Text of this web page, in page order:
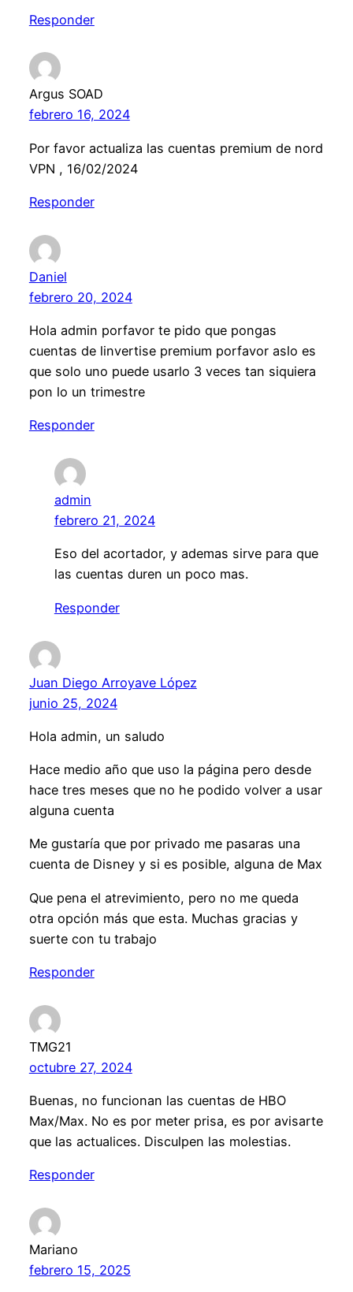
Responder
Argus SOAD
febrero 16, 2024
Por favor actualiza las cuentas premium de nord
VPN , 16/02/2024
Responder
Daniel
febrero 20, 2024
Hola admin porfavor te pido que pongas
cuentas de linvertise premium porfavor aslo es
que solo uno puede usarlo 3 veces tan siquiera
pon lo un trimestre
Responder
admin
febrero 21, 2024
Eso del acortador, y ademas sirve para que
las cuentas duren un poco mas.
Responder
Juan Diego Arroyave López
junio 25, 2024
Hola admin, un saludo
Hace medio año que uso la página pero desde
hace tres meses que no he podido volver a usar
alguna cuenta
Me gustaría que por privado me pasaras una
cuenta de Disney y si es posible, alguna de Max
Que pena el atrevimiento, pero no me queda
otra opción más que esta. Muchas gracias y
suerte con tu trabajo
Responder
TMG21
octubre 27, 2024
Buenas, no funcionan las cuentas de HBO
Max/Max. No es por meter prisa, es por avisarte
que las actualices. Disculpen las molestias.
Responder
Mariano
febrero 15, 2025